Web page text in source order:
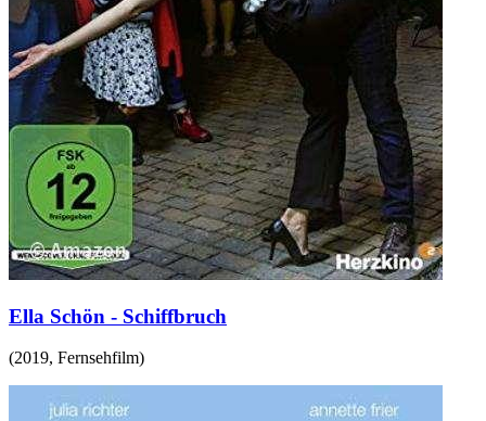
Ella Schön - Schiffbruch
(2019, Fernsehfilm)